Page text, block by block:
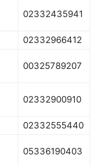
02332435941
02332966412
00325789207
02332900910
02332555440
05336190403